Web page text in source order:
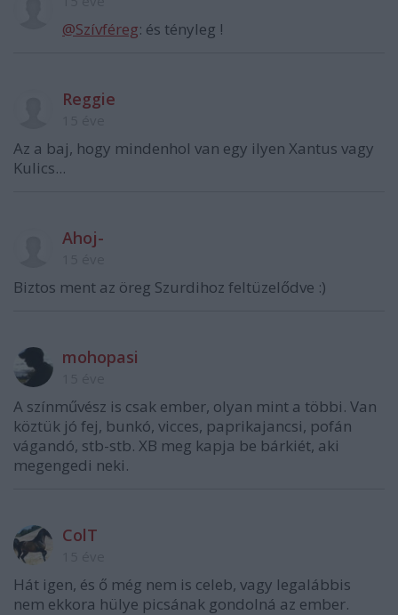
@Szívféreg: és tényleg !
Reggie
Az a baj, hogy mindenhol van egy ilyen Xantus vagy
Kulics...
Ahoj-
Biztos ment az öreg Szurdihoz feltüzelődve :)
mohopasi
A színművész is csak ember, olyan mint a többi. Van
köztük jó fej, bunkó, vicces, paprikajancsi, pofán
vágandó, stb-stb. XB meg kapja be bárkiét, aki
megengedi neki.
ColT
Hát igen, és ő még nem is celeb, vagy legalábbis
nem ekkora hülye picsának gondolná az ember.